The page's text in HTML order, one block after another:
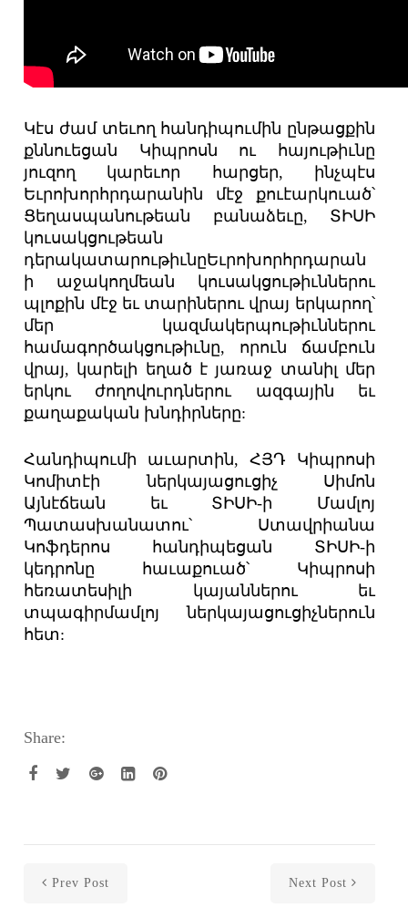
Կէս ժամ տեւող հանդիպումին ընթացքին
քննուեցան Կիպրոսն ու հայութիւնը
յուզող կարեւոր հարցեր, ինչպէս
Եւրոխորհրդարանին մէջ քուէարկուած՝
Ցեղասպանութեան բանաձեւը, ՏԻՍԻ
կուսակցութեան
դերակատարութիւնըԵւրոխորհրդարան
ի աջակողմեան կուսակցութիւններու
պլոքին մէջ եւ տարիներու վրայ երկարող՝
մեր կազմակերպութիւններու
համագործակցութիւնը, որուն ճամբուն
վրայ, կարելի եղած է յառաջ տանիլ մեր
երկու ժողովուրդներու ազգային եւ
քաղաքական խնդիրները:
Հանդիպումի աւարտին, ՀՅԴ Կիպրոսի
Կոմիտէի ներկայացուցիչ Սիմոն
Այնէճեան եւ ՏԻՍԻ-ի Մամլոյ
Պատասխանատու՝ Ստավրիանա
Կոֆդերոս հանդիպեցան ՏԻՍԻ-ի
կեդրոնը հաւաքուած՝ Կիպրոսի
հեռատեսիլի կայաններու եւ
տպագիրմամլոյ ներկայացուցիչներուն
հետ:
Share:
Prev Post Next Post